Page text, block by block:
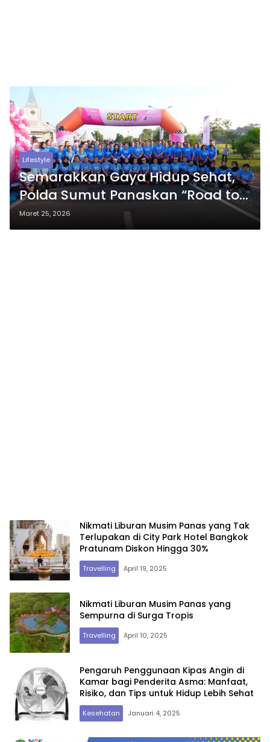
Lifestyle
Semarakkan Gaya Hidup Sehat,
Polda Sumut Panaskan “Road to
Kemala Run 2026” di Kota Medan
Maret 25, 2026
Nikmati Liburan Musim Panas yang Tak
Terlupakan di City Park Hotel Bangkok
Pratunam Diskon Hingga 30%
Travelling April 19, 2025
Nikmati Liburan Musim Panas yang
Sempurna di Surga Tropis
Travelling April 10, 2025
Pengaruh Penggunaan Kipas Angin di
Kamar bagi Penderita Asma: Manfaat,
Risiko, dan Tips untuk Hidup Lebih Sehat
Kesehatan Januari 4, 2025